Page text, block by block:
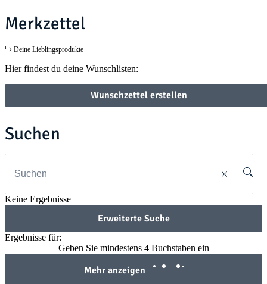
Merkzettel
Deine Lieblingsprodukte
Hier findest du deine Wunschlisten:
Wunschzettel erstellen
Suchen
Keine Ergebnisse
Erweiterte Suche
Ergebnisse für:
Geben Sie mindestens 4 Buchstaben ein
Mehr anzeigen